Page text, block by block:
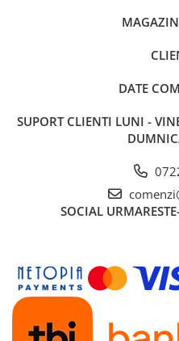
DATE
SUPORT CLIENTI LUNI -
SOCIAL